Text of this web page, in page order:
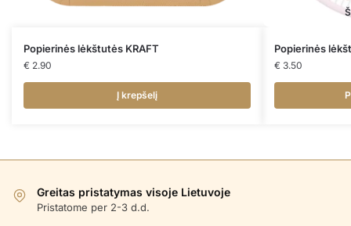
Popierinės lėkštutės KRAFT
€ 2.90
Į krepšelį
Popierinės
€ 3.50
Greitas pristatymas visoje Lietuvoje
Pristatome per 2-3 d.d.